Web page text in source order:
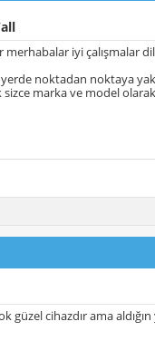
merhabalar iyi çalışmalar
yerde noktadan noktaya
marka ve model
güzel cihazdır ama